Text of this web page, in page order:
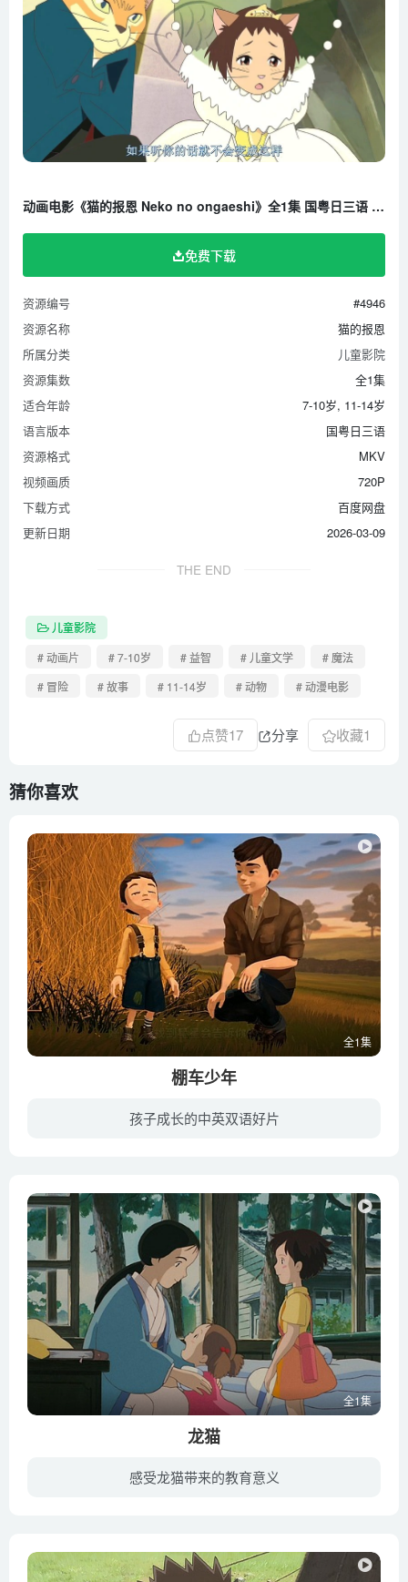
动画电影《猫的报恩 Neko no ongaeshi》全1集 国粤日三语 720P/MKV/975M 百度云网盘下载
免费下载
资源编号
#4946
资源名称
猫的报恩
所属分类
儿童影院
资源集数
全1集
适合年龄
7-10岁, 11-14岁
语言版本
国粤日三语
资源格式
MKV
视频画质
720P
下载方式
百度网盘
更新日期
2026-03-09
THE END
儿童影院
# 动画片
# 7-10岁 # 益智 # 儿童文学
# 魔法
# 冒险
# 故事 # 11-14岁 # 动物 # 动漫电影
点赞17 分享 收藏1
猜你喜欢
全1集
棚车少年
孩子成长的中英双语好片
全1集
龙猫
感受龙猫带来的教育意义